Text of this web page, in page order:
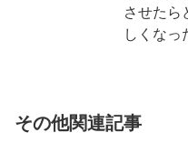
させたら
しくなっ
その他関連記事